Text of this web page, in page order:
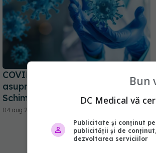
COVID, impact pe termen lung
asupra sistemului imunitar.
Schimbările sunt semnificative
04 aug 2024, 11:26
Bun
DC Medical vă
Publicitate și conținut
publicității și de
dezvoltarea serviciilor